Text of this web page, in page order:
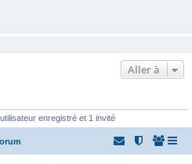
Aller à
enregistré et 1 invité